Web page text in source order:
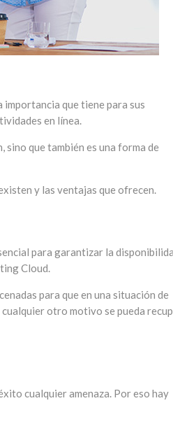
importancia que tiene para sus
en línea.
que también es una forma de
y las ventajas que ofrecen.
para garantizar la
Cloud.
para que en una situación de
otro motivo se pueda
cualquier amenaza. Por eso hay